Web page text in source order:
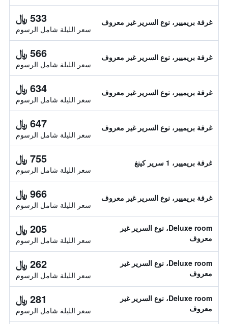
غرفة بريميير، نوع السرير غير معروف 533 ﷼
سعر الليلة شامل الرسوم
غرفة بريميير، نوع السرير غير معروف 566 ﷼
سعر الليلة شامل الرسوم
غرفة بريميير، نوع السرير غير معروف 634 ﷼
سعر الليلة شامل الرسوم
غرفة بريميير، نوع السرير غير معروف 647 ﷼
سعر الليلة شامل الرسوم
غرفة بريميير، 1 سرير كينغ 755 ﷼
سعر الليلة شامل الرسوم
غرفة بريميير، نوع السرير غير معروف 966 ﷼
سعر الليلة شامل الرسوم
Deluxe room، نوع السرير غير
معروف
205 ﷼
سعر الليلة شامل الرسوم
Deluxe room، نوع السرير غير
معروف
262 ﷼
سعر الليلة شامل الرسوم
Deluxe room، نوع السرير غير
معروف
281 ﷼
سعر الليلة شامل الرسوم